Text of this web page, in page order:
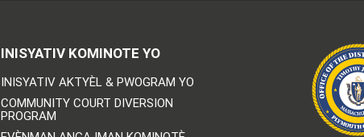
INISYATIV KOMINOTE YO
INISYATIV AKTYÈL & PWOGRAM YO
COMMUNITY COURT DIVERSION
PROGRAM